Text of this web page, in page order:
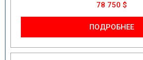
78 750 $
ПОДРОБНЕЕ